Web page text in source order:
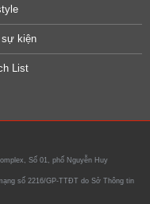
sự kiện
List
Số 01, phố Nguyễn Huy
số 2216/GP-TTĐT do Sở Thông tin